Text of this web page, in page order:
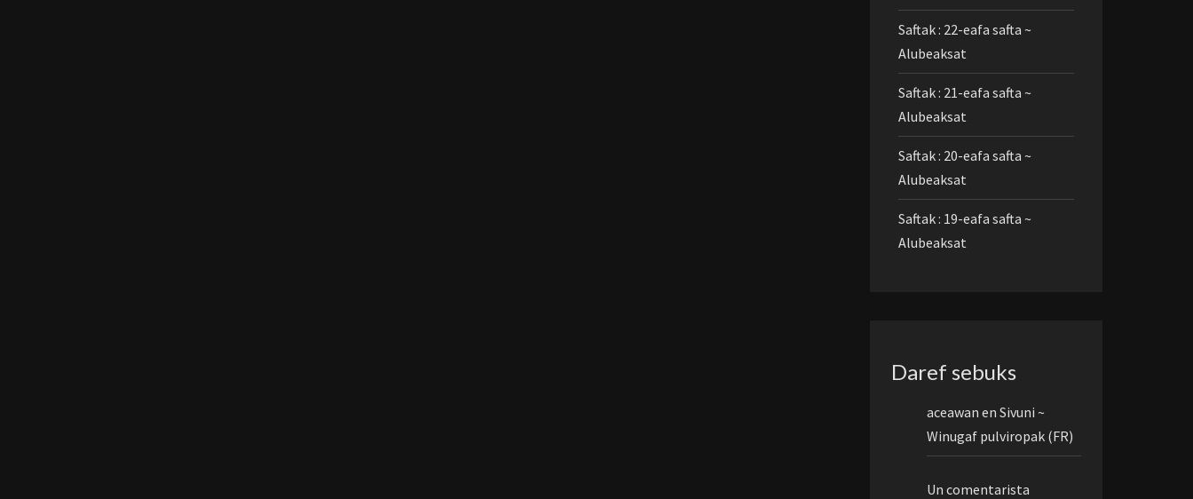
Saftak : 22-eafa safta ~
Alubeaksat
Saftak : 21-eafa safta ~
Alubeaksat
Saftak : 20-eafa safta ~
Alubeaksat
Saftak : 19-eafa safta ~
Alubeaksat
Daref sebuks
aceawan en Sivuni ~
Winugaf pulviropak (FR)
Un comentarista